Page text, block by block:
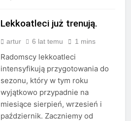
Lekkoatleci już trenują.
artur 6 lat temu 1 mins
Radomscy lekkoatleci
intensyfikują przygotowania do
sezonu, który w tym roku
wyjątkowo przypadnie na
miesiące sierpień, wrzesień i
październik. Zaczniemy od